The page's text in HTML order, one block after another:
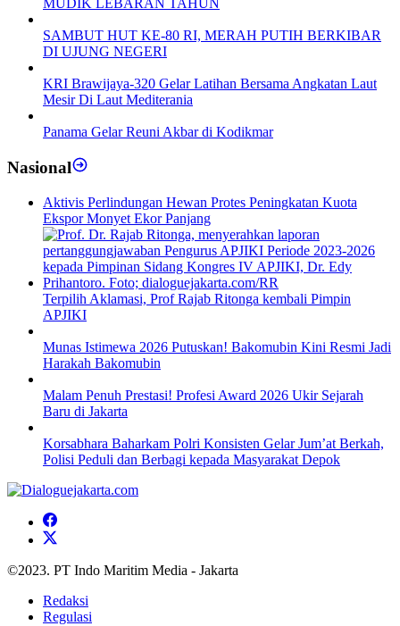
SAMBUT HUT KE-80 RI, MERAH PUTIH BERKIBAR
DI UJUNG NEGERI
KRI Brawijaya-320 Gelar Latihan Bersama Angkatan Laut
Mesir Di Laut Mediterania
Panama Gelar Reuni Akbar di Kodikmar
Nasional
Aktivis Perlindungan Hewan Protes Peningkatan Kuota
Ekspor Monyet Ekor Panjang
Terpilih Aklamasi, Prof Rajab Ritonga kembali Pimpin
APJIKI
Munas Istimewa 2026 Putuskan! Bakomubin Kini Resmi Jadi
Harakah Bakomubin
Malam Penuh Prestasi! Profesi Award 2026 Ukir Sejarah
Baru di Jakarta
Korsabhara Baharkam Polri Konsisten Gelar Jum’at Berkah,
Polisi Peduli dan Berbagi kepada Masyarakat Depok
©2023. PT Indo Maritim Media - Jakarta
Redaksi
Regulasi